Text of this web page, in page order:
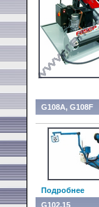
G108A, G108F
Подробнее
G102.15